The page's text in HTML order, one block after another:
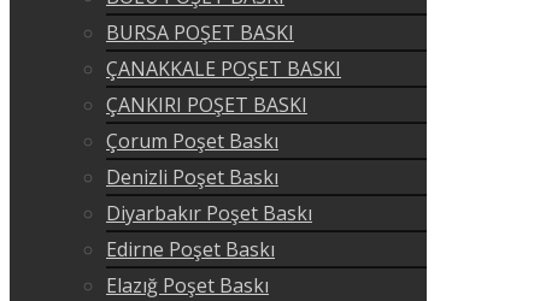
BURSA POŞET BASKI
ÇANAKKALE POŞET BASKI
ÇANKIRI POŞET BASKI
Çorum Poşet Baskı
Denizli Poşet Baskı
Diyarbakır Poşet Baskı
Edirne Poşet Baskı
Elazığ Poşet Baskı